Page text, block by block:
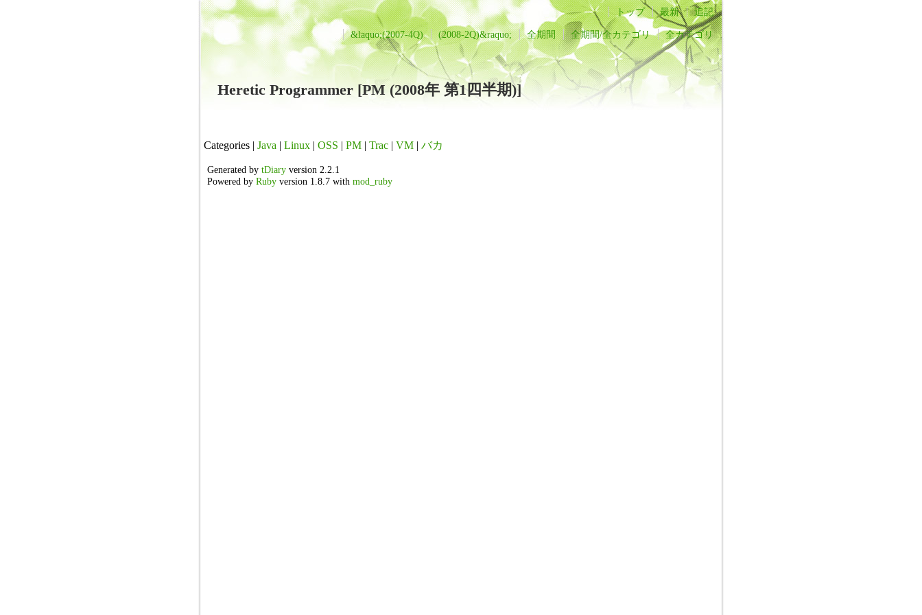
トップ 最新 追記
&laquo;(2007-4Q) (2008-2Q)&raquo; 全期間 全期間/全カテゴリ 全カテゴリ
Heretic Programmer [PM (2008年 第1四半期)]
Categories | Java | Linux | OSS | PM | Trac | VM | バカ
Generated by tDiary version 2.2.1
Powered by Ruby version 1.8.7 with mod_ruby